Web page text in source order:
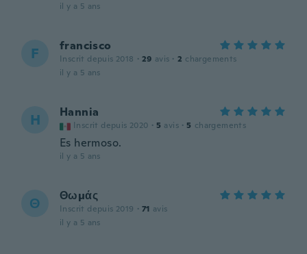
il y a 5 ans
F francisco
Inscrit depuis 2018 · 29 avis · 2 chargements
il y a 5 ans
H Hannia
Inscrit depuis 2020 · 5 avis · 5 chargements
Es hermoso.
il y a 5 ans
Θ Θωμάς
Inscrit depuis 2019 · 71 avis
il y a 5 ans